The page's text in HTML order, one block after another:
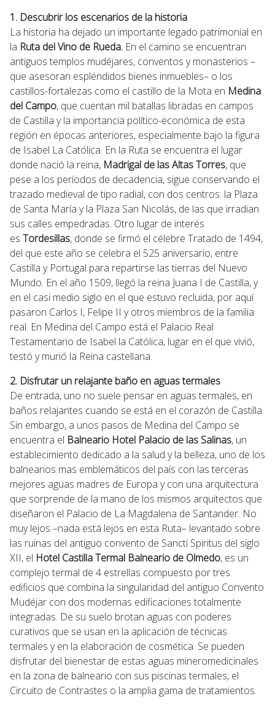
1. Descubrir los escenarios de la historia
La historia ha dejado un importante legado patrimonial en
la Ruta del Vino de Rueda. En el camino se encuentran
antiguos templos mudéjares, conventos y monasterios –
que asesoran espléndidos bienes inmuebles– o los
castillos-fortalezas como el castillo de la Mota en Medina
del Campo, que cuentan mil batallas libradas en campos
de Castilla y la importancia político-económica de esta
región en épocas anteriores, especialmente bajo la figura
de Isabel La Católica. En la Ruta se encuentra el lugar
donde nació la reina, Madrigal de las Altas Torres, que
pese a los períodos de decadencia, sigue conservando el
trazado medieval de tipo radial, con dos centros: la Plaza
de Santa María y la Plaza San Nicolás, de las que irradian
sus calles empedradas. Otro lugar de interés
es Tordesillas, donde se firmó el célebre Tratado de 1494,
del que este año se celebra el 525 aniversario, entre
Castilla y Portugal para repartirse las tierras del Nuevo
Mundo. En el año 1509, llegó la reina Juana I de Castilla, y
en el casi medio siglo en el que estuvo recluida, por aquí
pasaron Carlos I, Felipe II y otros miembros de la familia
real. En Medina del Campo está el Palacio Real
Testamentario de Isabel la Católica, lugar en el que vivió,
testó y murió la Reina castellana.
2. Disfrutar un relajante baño en aguas termales
De entrada, uno no suele pensar en aguas termales, en
baños relajantes cuando se está en el corazón de Castilla.
Sin embargo, a unos pasos de Medina del Campo se
encuentra el Balneario Hotel Palacio de las Salinas, un
establecimiento dedicado a la salud y la belleza, uno de los
balnearios mas emblemáticos del país con las terceras
mejores aguas madres de Europa y con una arquitectura
que sorprende de la mano de los mismos arquitectos que
diseñaron el Palacio de La Magdalena de Santander. No
muy lejos –nada está lejos en esta Ruta– levantado sobre
las ruinas del antiguo convento de Sancti Spiritus del siglo
XII, el Hotel Castilla Termal Balneario de Olmedo, es un
complejo termal de 4 estrellas compuesto por tres
edificios que combina la singularidad del antiguo Convento
Mudéjar con dos modernas edificaciones totalmente
integradas. De su suelo brotan aguas con poderes
curativos que se usan en la aplicación de técnicas
termales y en la elaboración de cosmética. Se pueden
disfrutar del bienestar de estas aguas mineromedicinales
en la zona de balneario con sus piscinas termales, el
Circuito de Contrastes o la amplia gama de tratamientos.